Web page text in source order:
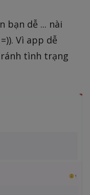
bạn dễ ... nài
Vì app dễ
tình trạng